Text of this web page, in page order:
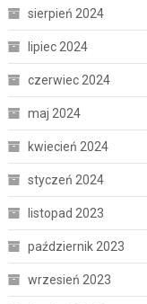
sierpień 2024
lipiec 2024
czerwiec 2024
maj 2024
kwiecień 2024
styczeń 2024
listopad 2023
październik 2023
wrzesień 2023